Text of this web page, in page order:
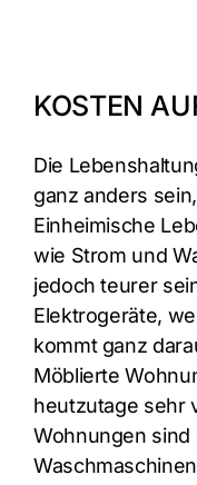
KOSTEN
Die
ganz anders
Einheimische
wie Strom und
jedoch teurer
Elektrogeräte,
kommt ganz
Möblierte
heutzutage sehr
Wohnungen sind